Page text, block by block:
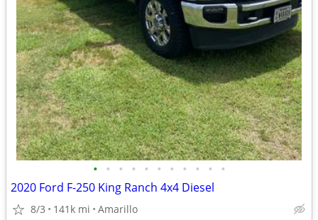
• • • • • • • • • • •
2020 Ford F-250 King Ranch 4x4 Diesel
8/3 141k mi Amarillo